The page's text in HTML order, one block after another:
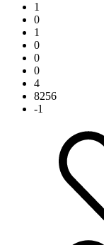
1
0
1
0
0
0
4
8256
-1